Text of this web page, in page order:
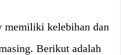
memiliki kelebihan dan
Berikut adalah